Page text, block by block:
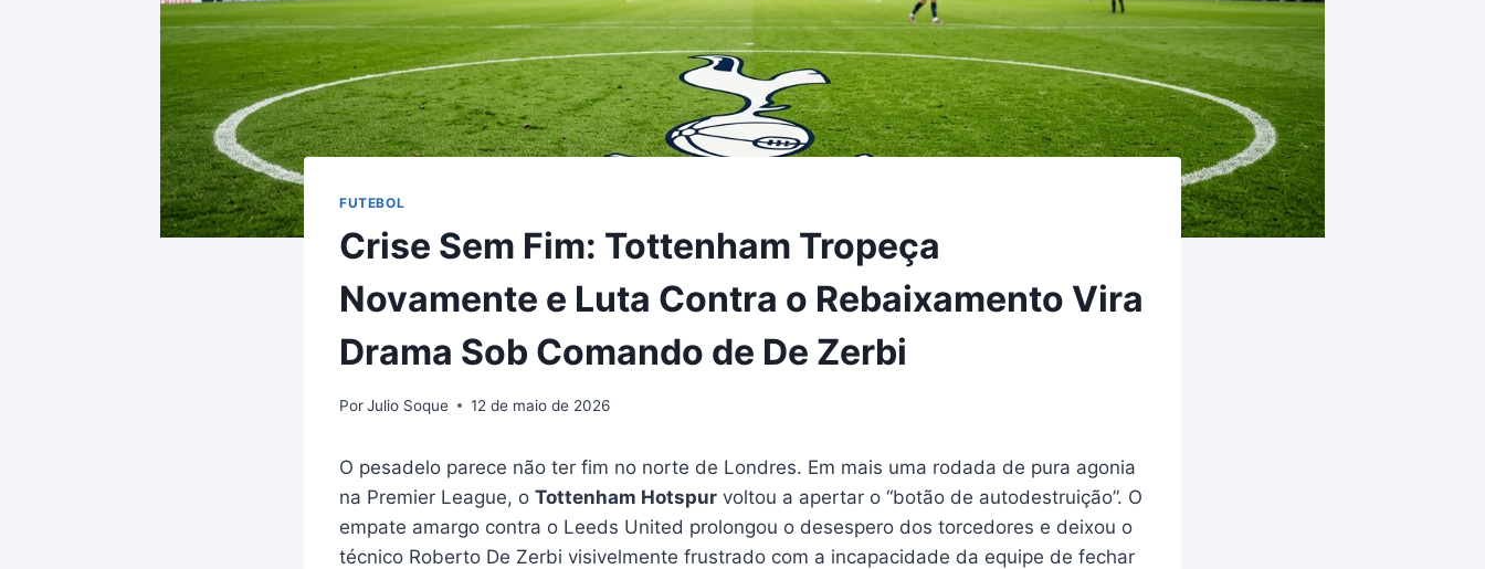
FUTEBOL
Crise Sem Fim: Tottenham Tropeça
Novamente e Luta Contra o Rebaixamento Vira
Drama Sob Comando de De Zerbi
PorJulio Soque 12 de maio de 2026
O pesadelo parece não ter fim no norte de Londres. Em mais uma rodada de pura agonia
na Premier League, o Tottenham Hotspur voltou a apertar o “botão de autodestruição”. O
empate amargo contra o Leeds United prolongou o desespero dos torcedores e deixou o
técnico Roberto De Zerbi visivelmente frustrado com a incapacidade da equipe de fechar